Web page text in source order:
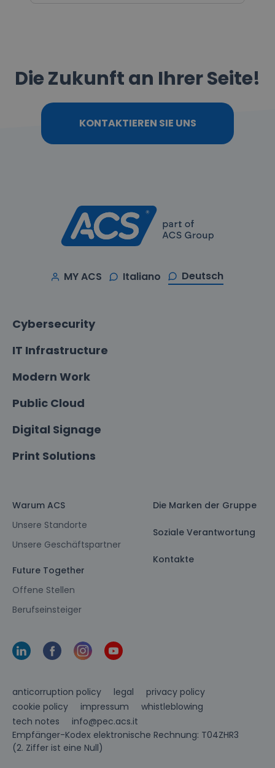
Die Zukunft an Ihrer Seite!
KONTAKTIEREN SIE UNS
MY ACS Italiano Deutsch
Cybersecurity
IT Infrastructure
Modern Work
Public Cloud
Digital Signage
Print Solutions
Warum ACS
Unsere Standorte
Unsere Geschäftspartner
Future Together
Offene Stellen
Berufseinsteiger
Die Marken der Gruppe
Soziale Verantwortung
Kontakte
anticorruption policy legal
privacy policy
cookie policy
impressum
whistleblowing
tech notes
info@pec.acs.it
Empfänger-Kodex elektronische Rechnung: T04ZHR3
(2. Ziffer ist eine Null)